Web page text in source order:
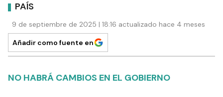
PAÍS
9 de septiembre de 2025 | 18:16 actualizado hace 4 meses
Añadir como fuente en
NO HABRÁ CAMBIOS EN EL GOBIERNO